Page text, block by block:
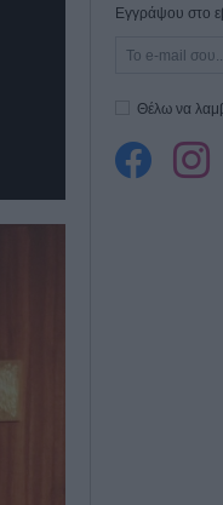
Εγγράψου στο
Θέλω να